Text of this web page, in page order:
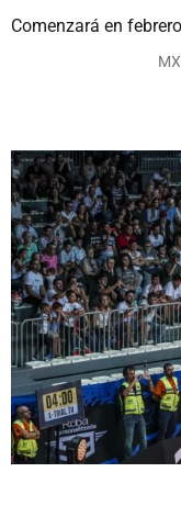
Comenzará en